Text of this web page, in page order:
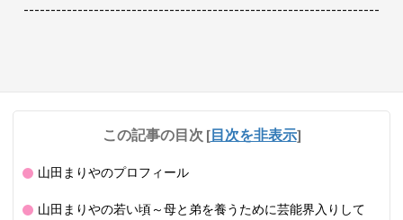
------------------------------------------------------------------
この記事の目次 [目次を非表示]
山田まりやのプロフィール
山田まりやの若い頃～母と弟を養うために芸能界入りして